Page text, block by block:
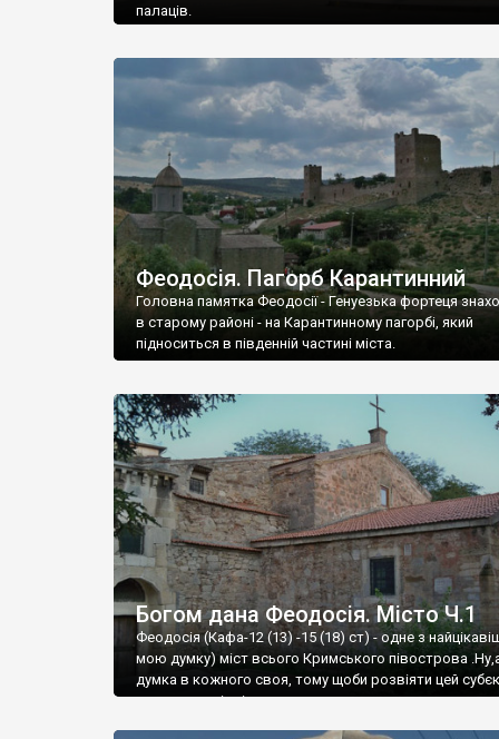
палаців.
Феодосія. Пагорб Карантинний
Головна памятка Феодосії - Генуезька фортеця
в старому районі - на Карантинному пагорбі, який
підноситься в південній частині міста.
Богом дана Феодосія. Місто Ч.1
Феодосія (Кафа-12 (13) -15 (18) ст) - одне з
мою думку) міст всього Кримського півострова
думка в кожного своя, тому щоби розвіяти цей
запрошую відвідати це